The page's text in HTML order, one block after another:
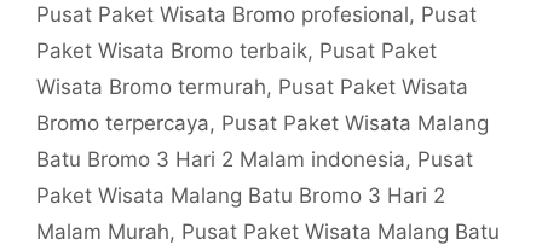
Pusat Paket Wisata Bromo profesional, Pusat
Paket Wisata Bromo terbaik, Pusat Paket
Wisata Bromo termurah, Pusat Paket Wisata
Bromo terpercaya, Pusat Paket Wisata Malang
Batu Bromo 3 Hari 2 Malam indonesia, Pusat
Paket Wisata Malang Batu Bromo 3 Hari 2
Malam Murah, Pusat Paket Wisata Malang Batu